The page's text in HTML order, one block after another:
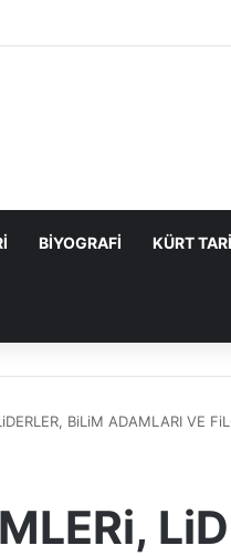
BIYOGRAFI KÜRT
BiLiM ADAMLARI VE